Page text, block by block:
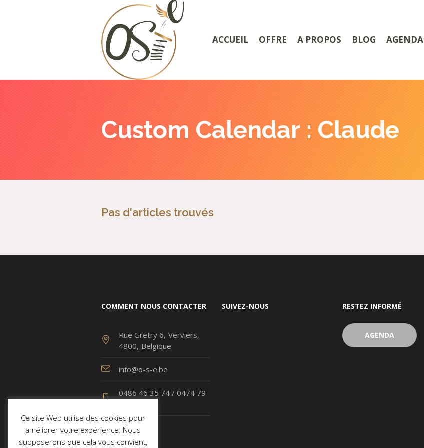
ACCUEIL OFFRE A PROPOS BLOG AGENDA
Custom Calendar : Claude
Pas d'articles trouvés
COMMENT NOUS CONTACTER
Rue Gretry 6 Verviers
4800 Belgique
info@o-s-e.be
0486 46 35 74 / 0474 79
SUIVEZ-NOUS RESTEZ INFORMÉ
AGENDA
Ce site Web utilise des cookies pour
améliorer votre expérience. Nous
supposerons que cela vous convient,